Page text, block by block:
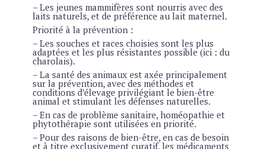
– Les jeunes mammifères sont nourris avec des
laits naturels, et de préférence au lait maternel.
Priorité à la prévention :
– Les souches et races choisies sont les plus
adaptées et les plus résistantes possible (ici : du
charolais).
– La santé des animaux est axée principalement
sur la prévention, avec des méthodes et
conditions d’élevage privilégiant le bien-être
animal et stimulant les défenses naturelles.
– En cas de problème sanitaire, homéopathie et
phytothérapie sont utilisées en priorité.
– Pour des raisons de bien-être, en cas de besoin
et à titre exclusivement curatif, les médicaments